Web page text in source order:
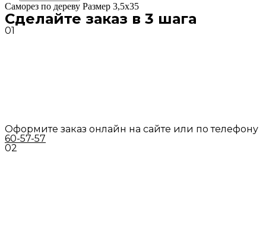
Саморез по дереву Размер 3,5х35
Сделайте заказ в 3 шага
01
Оформите заказ онлайн на сайте или по телефону
60-57-57
02